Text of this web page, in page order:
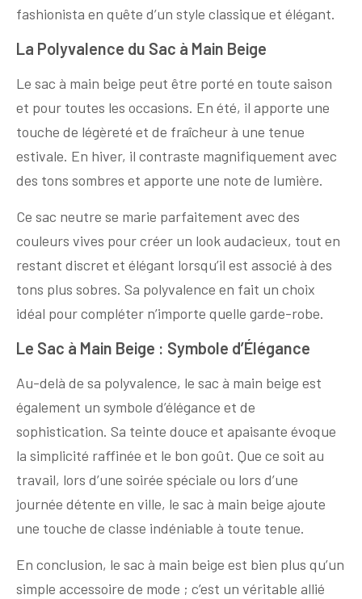
fashionista en quête d’un style classique et élégant.
La Polyvalence du Sac à Main Beige
Le sac à main beige peut être porté en toute saison
et pour toutes les occasions. En été, il apporte une
touche de légèreté et de fraîcheur à une tenue
estivale. En hiver, il contraste magnifiquement avec
des tons sombres et apporte une note de lumière.
Ce sac neutre se marie parfaitement avec des
couleurs vives pour créer un look audacieux, tout en
restant discret et élégant lorsqu’il est associé à des
tons plus sobres. Sa polyvalence en fait un choix
idéal pour compléter n’importe quelle garde-robe.
Le Sac à Main Beige : Symbole d’Élégance
Au-delà de sa polyvalence, le sac à main beige est
également un symbole d’élégance et de
sophistication. Sa teinte douce et apaisante évoque
la simplicité raffinée et le bon goût. Que ce soit au
travail, lors d’une soirée spéciale ou lors d’une
journée détente en ville, le sac à main beige ajoute
une touche de classe indéniable à toute tenue.
En conclusion, le sac à main beige est bien plus qu’un
simple accessoire de mode ; c’est un véritable allié